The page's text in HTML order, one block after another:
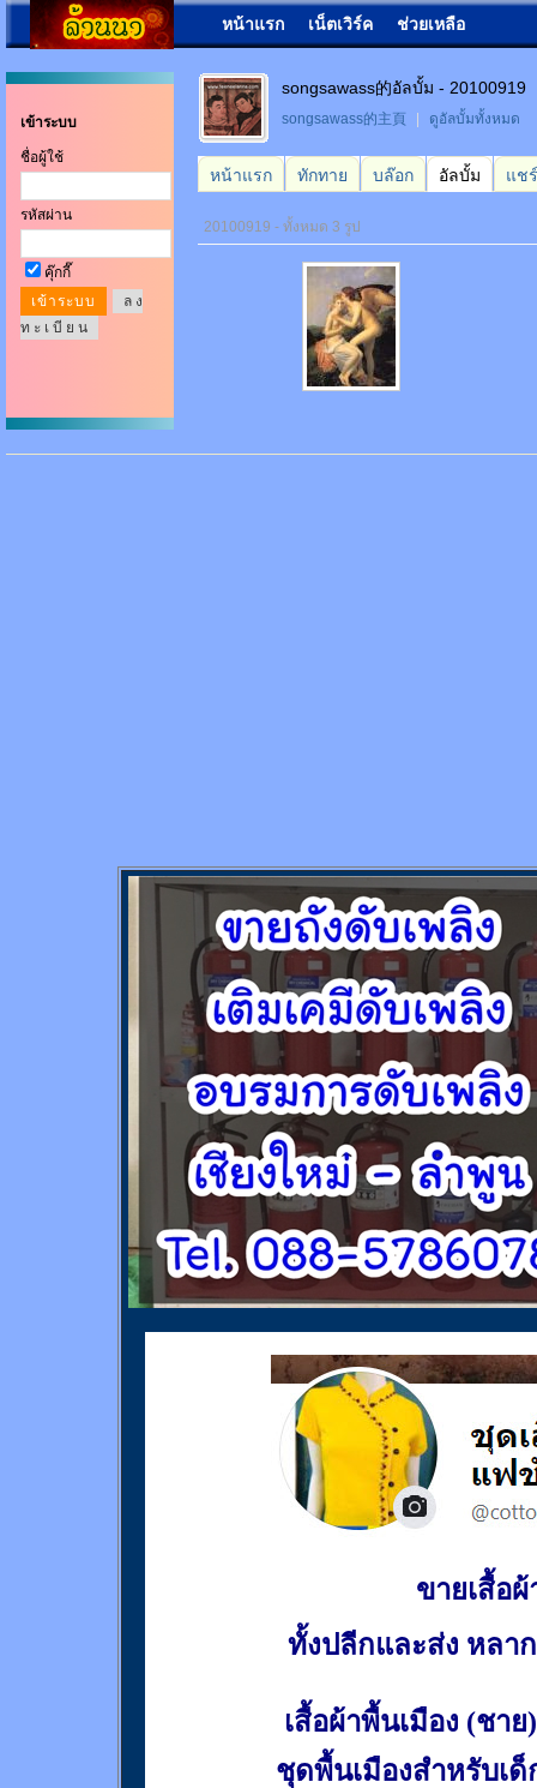
หน้าแรก เน็ตเวิร์ค ช่วยเหลือ
เข้าระบบ
ชื่อผู้ใช้
รหัสผ่าน
คุ๊กกี๊
ล ง
ท ะ เ บี ย น
songsawass的อัลบั้ม - 20100919
songsawass的主頁 ดูอัลบั้มทั้งหมด
หน้าแรก ทักทาย บล๊อก อัลบั้ม แชร์
20100919 - ทั้งหมด 3 รูป
ขายเสื้อผ้
ทั้งปลีกและส่ง หลา
เสื้อผ้าพื้นเมือง (ชาย)
ชุดพื้นเมืองสำหรับเด็